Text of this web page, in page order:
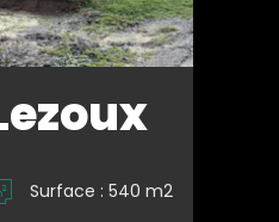
Surface : 540 m2